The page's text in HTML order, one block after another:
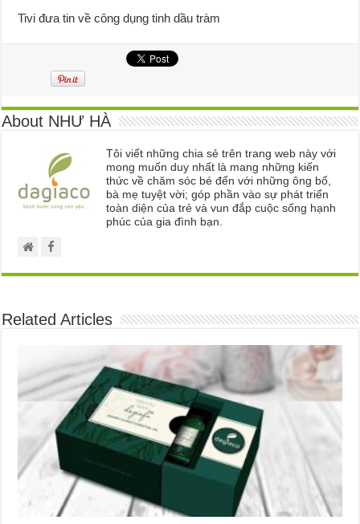
Tivi đưa tin về công dụng tinh dầu tràm
About NHƯ HÀ
Tôi viết những chia sẻ trên trang web này với
mong muốn duy nhất là mang những kiến
thức về chăm sóc bé đến với những ông bố,
bà mẹ tuyệt vời; góp phần vào sự phát triển
toàn diện của trẻ và vun đắp cuộc sống hạnh
phúc của gia đình bạn.
Related Articles